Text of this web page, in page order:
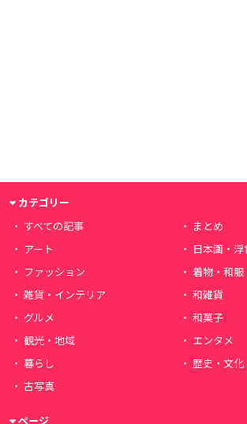
カテゴリー
すべての記事
まとめ
アート
日本画・
ファッション
着物・和服
雑貨・インテリア
和雑貨
グルメ
和菓子
観光・地域
エンタメ
暮らし
歴史・文化
古写真
ページ